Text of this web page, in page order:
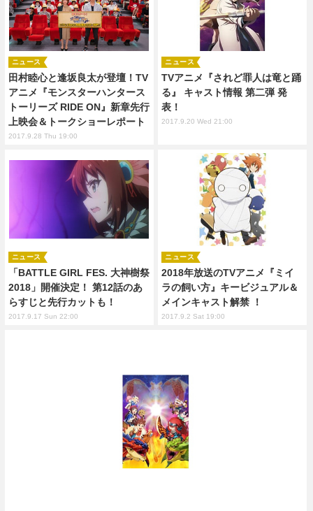
田村睦心と逢坂良太が登壇！TV
アニメ『モンスターハンタース
トーリーズ RIDE ON』新章先行
上映会＆トークショーレポート
ニュース
2017.9.28 Thu 19:00
TVアニメ『されど罪人は竜と踊
る』 キャスト情報 第二弾 発
表！
ニュース
2017.9.20 Wed 21:00
「BATTLE GIRL FES. 大神樹祭
2018」開催決定！ 第12話のあ
らすじと先行カットも！
ニュース
2017.9.17 Sun 22:00
2018年放送のTVアニメ『ミイ
ラの飼い方』キービジュアル＆
メインキャスト解禁 ！
ニュース
2017.9.2 Sat 19:00